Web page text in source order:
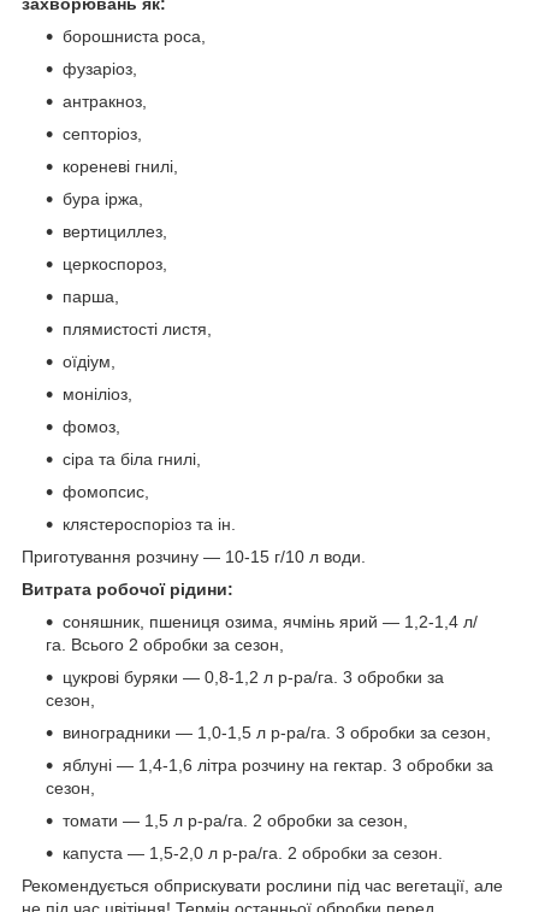
борошниста роса,
фузаріоз,
антракноз,
септоріоз,
кореневі гнилі,
бура іржа,
вертициллез,
церкоспороз,
парша,
плямистості листя,
оїдіум,
моніліоз,
фомоз,
сіра та біла гнилі,
фомопсис,
клястероспоріоз та ін.
Приготування розчину — 10-15 г/10 л води.
Витрата робочої рідини:
соняшник, пшениця озима, ячмінь ярий — 1,2-1,4 л/
га. Всього 2 обробки за сезон,
цукрові буряки — 0,8-1,2 л р-ра/га. 3 обробки за
сезон,
виноградники — 1,0-1,5 л р-ра/га. 3 обробки за сезон,
яблуні — 1,4-1,6 літра розчину на гектар. 3 обробки за
сезон,
томати — 1,5 л р-ра/га. 2 обробки за сезон,
капуста — 1,5-2,0 л р-ра/га. 2 обробки за сезон.
Рекомендується обприскувати рослини під час вегетації, але
не під час цвітіння! Термін останньої обробки перед